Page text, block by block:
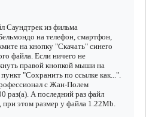
Саундтрек из фильма
на телефон, смартфон,
на кнопку "Скачать" синего
файла. Если ничего не
правой кнопкой мыши на
"Сохранить по ссылке как...".
с Жан-Полем
раз(а). А последний раз файл
при этом размер у файла 1.22Mb.